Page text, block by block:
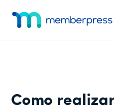
para
conteúdo
para
barra
para
rodapé
adicional
completo
Como